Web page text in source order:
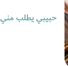
حبيبي يطلب